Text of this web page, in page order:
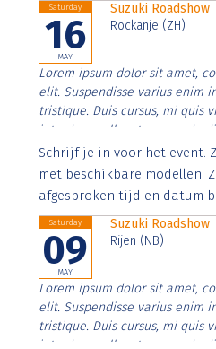
Saturday
16
MAY
Suzuki Roadshow
Rockanje (ZH)
Lorem ipsum dolor sit amet,
elit. Suspendisse varius enim
tristique. Duis cursus, mi quis
interdum nulla, ut commodo
Aenean faucibus nibh et justo
imperdiet. Nunc ut sem vitae
Schrijf je in voor het event.
met beschikbare modellen.
afgesproken tijd en datum
Saturday
09
MAY
Suzuki Roadshow
Rijen (NB)
Lorem ipsum dolor sit amet,
elit. Suspendisse varius enim
tristique. Duis cursus, mi quis
interdum nulla, ut commodo